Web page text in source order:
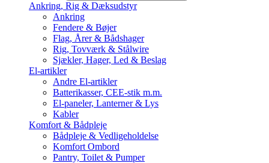
Ankring, Rig & Dæksudstyr
Ankring
Fendere & Bøjer
Flag, Årer & Bådshager
Rig, Tovværk & Stålwire
Sjækler, Hager, Led & Beslag
El-artikler
Andre El-artikler
Batterikasser, CEE-stik m.m.
El-paneler, Lanterner & Lys
Kabler
Komfort & Bådpleje
Bådpleje & Vedligeholdelse
Komfort Ombord
Pantry, Toilet & Pumper